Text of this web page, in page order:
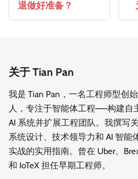
退做好准备？
关于 Tian Pan
我是 Tian Pan，一名工程师型创始
人，专注于智能体工程——构建自
AI 系统并扩展工程团队。我撰写
系统设计、技术领导力和 AI 智能
实战的实用指南。曾在 Uber、
和 IoTeX 担任早期工程师。